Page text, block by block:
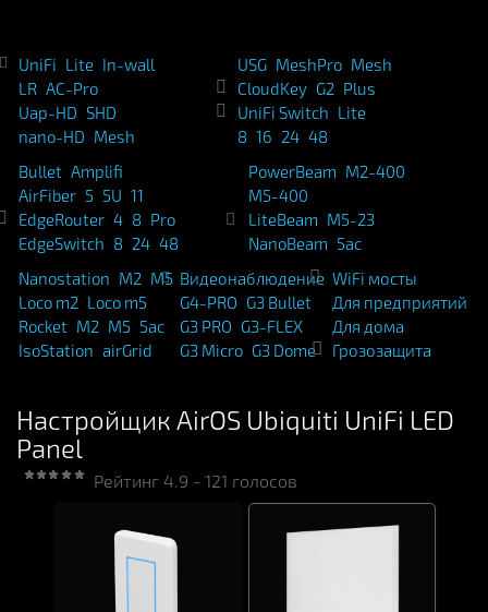
UniFi Lite In-wall
LR AC-Pro
Uap-HD SHD
nano-HD Mesh
USG MeshPro Mesh
CloudKey G2 Plus
UniFi Switch Lite
8 16 24 48
Bullet Amplifi
AirFiber 5 5U 11
EdgeRouter 4 8 Pro
EdgeSwitch 8 24 48
PowerBeam M2-400
M5-400
LiteBeam M5-23
NanoBeam 5ac
Nanostation M2 M5
Loco m2 Loco m5
Rocket M2 M5 5ac
IsoStation airGrid
Видеонаблюдение
G4-PRO G3 Bullet
G3 PRO G3-FLEX
G3 Micro G3 Dome
WiFi мосты
Для предприятий
Для дома
Грозозащита
Настройщик AirOS Ubiquiti UniFi LED
Panel
Рейтинг 4.9 - 121 голосов